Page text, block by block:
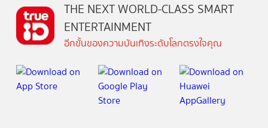
THE NEXT WORLD-CLASS SMART
ENTERTAINMENT
อีกขั้นของความบันเทิงระดับโลกตรงใจคุณ